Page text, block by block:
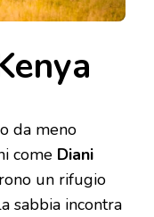
da meno
come Diani
un rifugio
sabbia incontra